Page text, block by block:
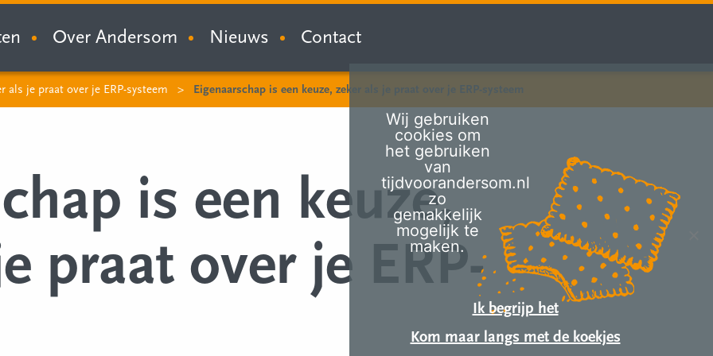
Over Andersom Nieuws Contact
als je praat over je ERP-systeem Eigenaarschap is een keuze, zeker als je praat over je ERP-systeem
is een keuze,
praat over je ERP-
Wij gebruiken
cookies om
het gebruiken
van
tijdvoorandersom.nl
zo
gemakkelijk
mogelijk te
maken.
Ik begrijp het
Kom maar langs met de koekjes